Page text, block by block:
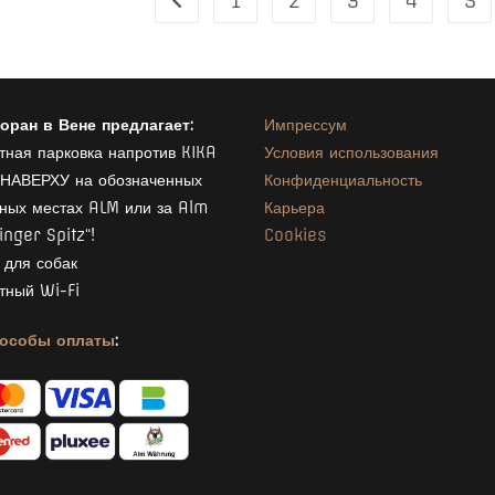
в Вене предлагает:
парковка напротив KIKA
на обозначенных
местах ALM или за Alm
Spitz“!
собак
Wi-Fi
оплаты:
Импрессум
Условия использования
Конфиденциальность
Карьера
Cookies